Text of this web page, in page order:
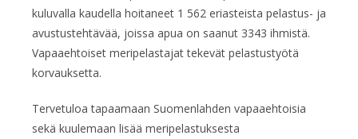
kuluvalla kaudella hoitaneet 1 562 eriasteista pelastus- ja
avustustehtävää, joissa apua on saanut 3343 ihmistä.
Vapaaehtoiset meripelastajat tekevät pelastustyötä
korvauksetta.
Tervetuloa tapaamaan Suomenlahden vapaaehtoisia
sekä kuulemaan lisää meripelastuksesta